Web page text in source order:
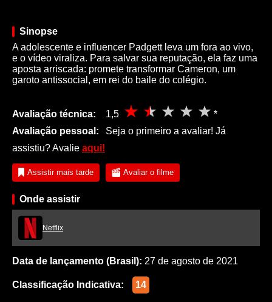
Sinopse
A adolescente e influencer Padgett leva um fora ao vivo,
e o vídeo viraliza. Para salvar sua reputação, ela faz uma
aposta arriscada: promete transformar Cameron, um
garoto antissocial, em rei do baile do colégio.
Avaliação técnica: 1,5
*
Avaliação pessoal:
Seja o primeiro a avaliar! Já
assistiu? Avalie aqui!
Assistir mais tarde Avaliar o filme
Onde assistir
Netflix
Data de lançamento (Brasil): 27 de agosto de 2021
Classificação Indicativa: 14